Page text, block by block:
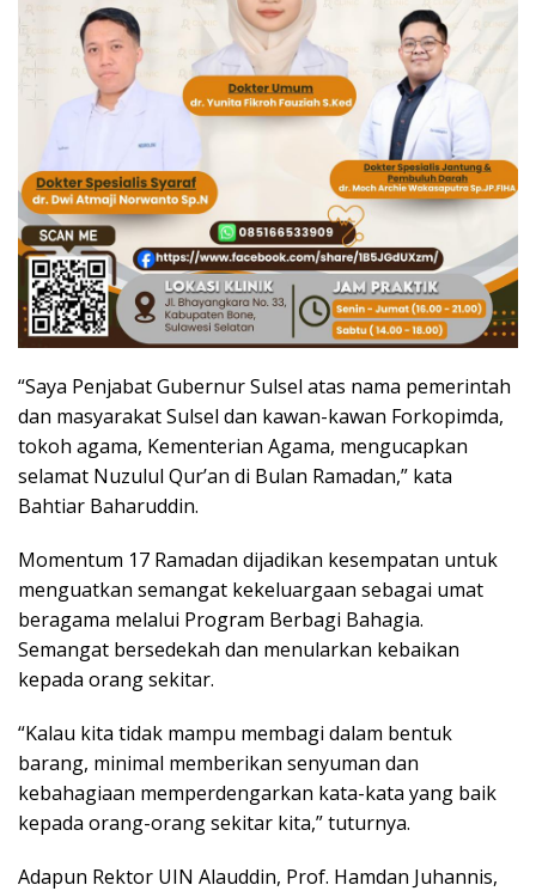
“Saya Penjabat Gubernur Sulsel atas nama pemerintah
dan masyarakat Sulsel dan kawan-kawan Forkopimda,
tokoh agama, Kementerian Agama, mengucapkan
selamat Nuzulul Qur’an di Bulan Ramadan,” kata
Bahtiar Baharuddin.
Momentum 17 Ramadan dijadikan kesempatan untuk
menguatkan semangat kekeluargaan sebagai umat
beragama melalui Program Berbagi Bahagia.
Semangat bersedekah dan menularkan kebaikan
kepada orang sekitar.
“Kalau kita tidak mampu membagi dalam bentuk
barang, minimal memberikan senyuman dan
kebahagiaan memperdengarkan kata-kata yang baik
kepada orang-orang sekitar kita,” tuturnya.
Adapun Rektor UIN Alauddin, Prof. Hamdan Juhannis,